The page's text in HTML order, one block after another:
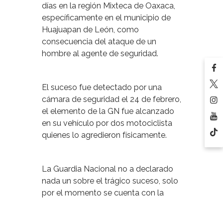
días en la región Mixteca de Oaxaca,
específicamente en el municipio de
Huajuapan de León, como
consecuencia del ataque de un
hombre al agente de seguridad.
El suceso fue detectado por una
cámara de seguridad el 24 de febrero,
el elemento de la GN fue alcanzado
en su vehículo por dos motociclista
quienes lo agredieron físicamente.
La Guardia Nacional no a declarado
nada un sobre el trágico suceso, solo
por el momento se cuenta con la